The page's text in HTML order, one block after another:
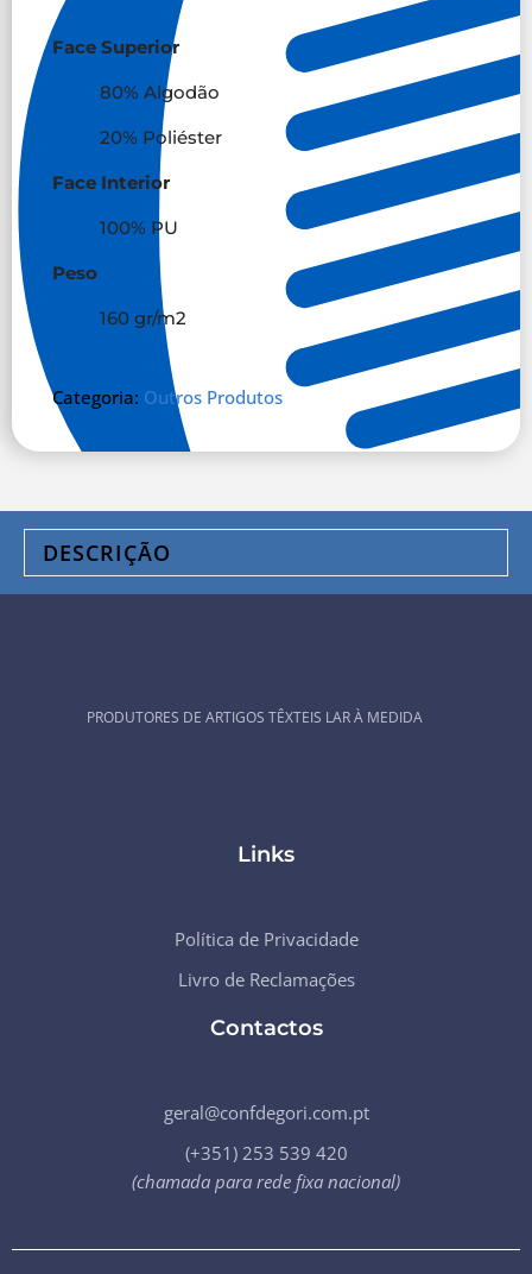
Face Superior
80% Algodão
20% Poliéster
Face Interior
100% PU
Peso
160 gr/m2
Categoria: Outros Produtos
DESCRIÇÃO
PRODUTORES DE ARTIGOS TÊXTEIS LAR À MEDIDA
Links
Política de Privacidade
Livro de Reclamações
Contactos
geral@confdegori.com.pt
(+351) 253 539 420
(chamada para rede fixa nacional)